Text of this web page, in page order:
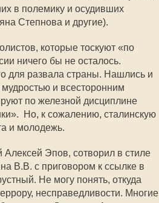
в полемику и осудивших
Степнова и другие).
которые тоскуют «по
ничего бы не осталось.
для развала страны. Нашлись и
и всесторонним
по железной дисциплине
Но, к сожалению, сталинскую
и молодежь.
Алексей Эпов, сотворил в стиле
В.В. с приговором к ссылке в
Не могу понять, откуда
несправедливости. Многие